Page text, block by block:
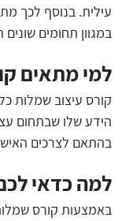
עילית. בנוסף לכך
במגוון תחומים
למי מתאים
קורס עיצוב שמלות
הידע שלו שבתחום
בהתאם לצרכים
למה כדאי
באמצעות קורס